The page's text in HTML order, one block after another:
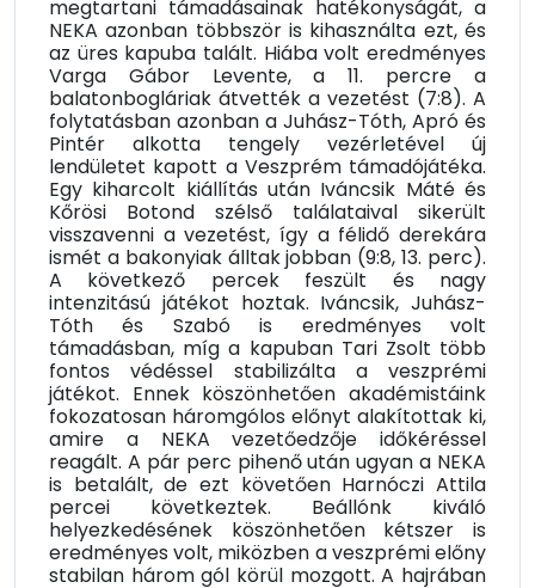
megtartani támadásainak hatékonyságát, a
NEKA azonban többször is kihasználta ezt, és
az üres kapuba talált. Hiába volt eredményes
Varga Gábor Levente, a 11. percre a
balatonbogláriak átvették a vezetést (7:8). A
folytatásban azonban a Juhász-Tóth, Apró és
Pintér alkotta tengely vezérletével új
lendületet kapott a Veszprém támadójátéka.
Egy kiharcolt kiállítás után Iváncsik Máté és
Kőrösi Botond szélső találataival sikerült
visszavenni a vezetést, így a félidő derekára
ismét a bakonyiak álltak jobban (9:8, 13. perc).
A következő percek feszült és nagy
intenzitású játékot hoztak. Iváncsik, Juhász-
Tóth és Szabó is eredményes volt
támadásban, míg a kapuban Tari Zsolt több
fontos védéssel stabilizálta a veszprémi
játékot. Ennek köszönhetően akadémistáink
fokozatosan háromgólos előnyt alakítottak ki,
amire a NEKA vezetőedzője időkéréssel
reagált. A pár perc pihenő után ugyan a NEKA
is betalált, de ezt követően Harnóczi Attila
percei következtek. Beállónk kiváló
helyezkedésének köszönhetően kétszer is
eredményes volt, miközben a veszprémi előny
stabilan három gól körül mozgott. A hajrában